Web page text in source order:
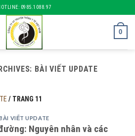
0985.1088.97
0
BÀI VIẾT UPDATE
/ TRANG 11
VIẾT UPDATE
Nguyên nhân và các